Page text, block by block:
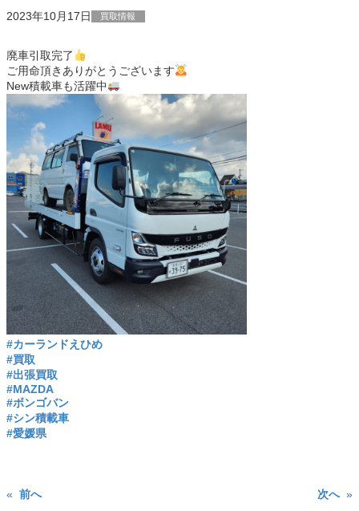
2023年10月17日 買取情報
廃車引取完了
ご用命頂きありがとうございます
New積載車も活躍中
#カーランドえひめ
#買取
#出張買取
#MAZDA
#ボンゴバン
#シン積載車
#愛媛県
« 前へ 次へ »